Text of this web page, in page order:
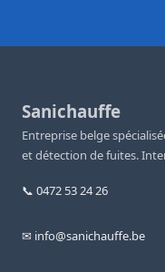
Sanichauffe
Entreprise belge
et détection de fuites.
📞 0472 53 24 26
✉ info@sanichauffe.be